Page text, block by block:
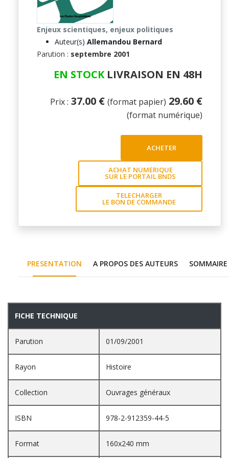
Enjeux scientiques, enjeux politiques
Auteur(s) Allemandou Bernard
Parution : septembre 2001
EN STOCKLIVRAISON EN 48H
Prix : 37.00 € (format papier) 29.60 €
(format numérique)
ACHETER
ACHAT NUMERIQUE
SUR LE PORTAIL BNDS
TELECHARGER
LE BON DE COMMANDE
PRESENTATION A PROPOS DES AUTEURS SOMMAIRE
PRESENTATION
FICHE TECHNIQUE
Parution 01/09/2001
Rayon Histoire
Collection Ouvrages généraux
ISBN 978-2-912359-44-5
Format 160x240 mm